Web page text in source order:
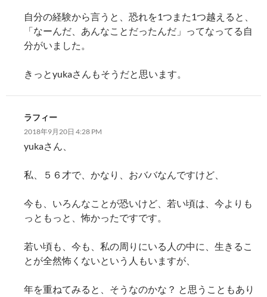
自分の経験から言うと、恐れを1つまた1つ越えると、
「なーんだ、あんなことだったんだ」ってなってる自
分がいました。
きっとyukaさんもそうだと思います。
ラフィー
2018年9月20日 4:28 PM
yukaさん、
私、５６才で、かなり、おババなんですけど、
今も、いろんなことが恐いけど、若い頃は、今よりも
っともっと、怖かったですです。
若い頃も、今も、私の周りにいる人の中に、生きるこ
とが全然怖くないという人もいますが、
年を重ねてみると、そうなのかな？ と思うこともあり